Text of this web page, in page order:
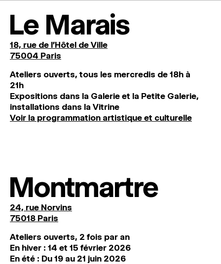
Le Marais
18, rue de l'Hôtel de Ville
75004 Paris
Ateliers ouverts, tous les mercredis de 18h à
21h
Expositions dans la Galerie et la Petite Galerie,
installations dans la Vitrine
Voir la programmation artistique et culturelle
Montmartre
24, rue Norvins
75018 Paris
Ateliers ouverts, 2 fois par an
En hiver : 14 et 15 février 2026
En été : Du 19 au 21 juin 2026